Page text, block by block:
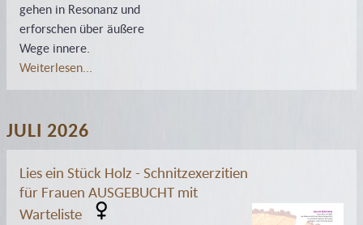
gehen in Resonanz und
erforschen über äußere
Wege innere.
Weiterlesen...
JULI 2026
Lies ein Stück Holz - Schnitzexerzitien
für Frauen AUSGEBUCHT mit
Warteliste